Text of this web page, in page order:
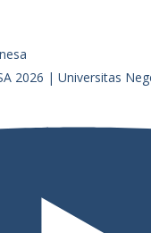
2026 | Universitas